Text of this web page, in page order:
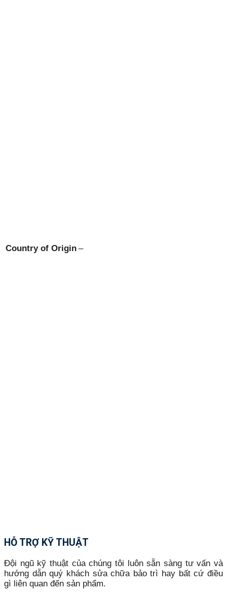
Country of Origin –
HỖ TRỢ KỸ THUẬT
Đội ngũ kỹ thuật của chúng tôi luôn sẵn sàng tư vấn và
hướng dẫn quý khách sửa chữa bảo trì hay bất cứ điều
gì liên quan đến sản phẩm.